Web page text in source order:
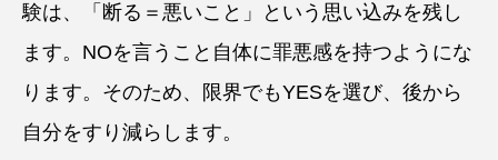
験は、「断る＝悪いこと」という思い込みを残し
ます。NOを言うこと自体に罪悪感を持つようにな
ります。そのため、限界でもYESを選び、後から
自分をすり減らします。